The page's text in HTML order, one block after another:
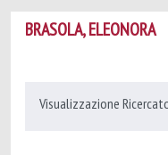
BRASOLA, ELEONORA
Visualizzazione